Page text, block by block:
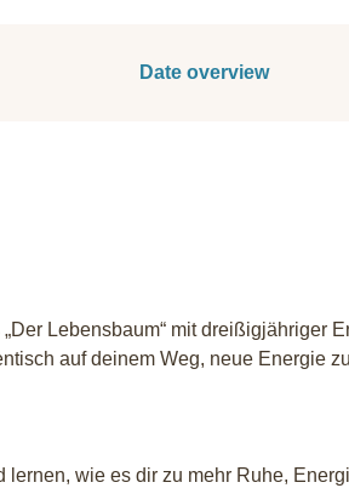
Date overview
Lebensbaum“ mit dreißigjähriger
auf deinem Weg, neue Energie
wie es dir zu mehr Ruhe,